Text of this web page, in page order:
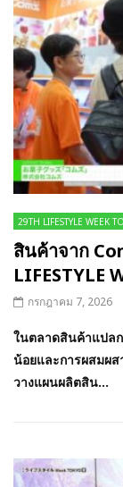
29TH LIFESTYLE WEEK
สินค้าจาก
LIFESTYLE
กรกฎาคม 7, 2026
ในตลาดสินค้าแปล
น้อยและการผสมผ
วางแผนผลิตสิน...